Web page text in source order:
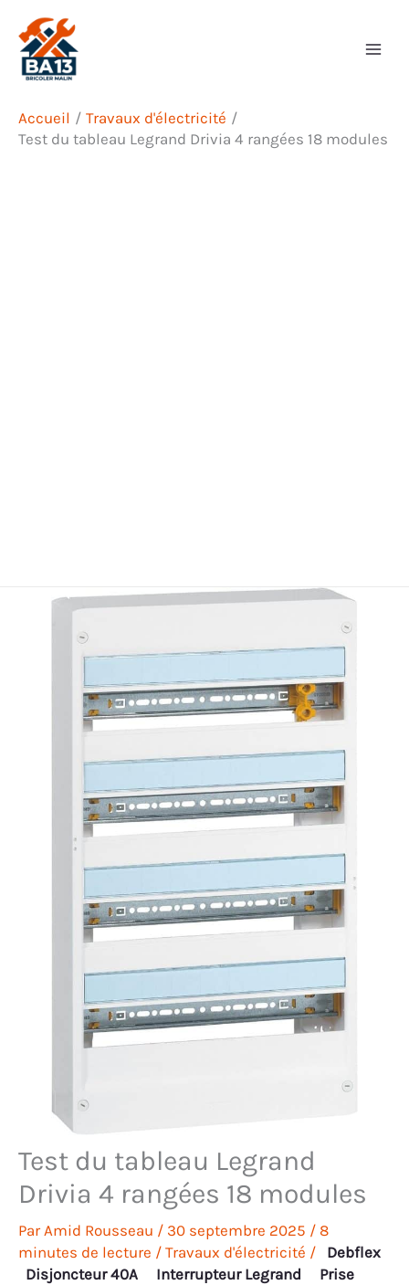
contenu
Accueil
Travaux d'électricité
Test du tableau Legrand Drivia 4 rangées 18 modules
Test du tableau Legrand
Drivia 4 rangées 18 modules
ParAmid Rousseau / 30 septembre 2025 / 8
minutes de lecture / Travaux d'électricité /
Debflex
Disjoncteur 40A
Interrupteur Legrand
Prise
Rechercher